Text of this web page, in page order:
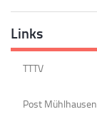
Links
TTTV
Post Mühlhausen